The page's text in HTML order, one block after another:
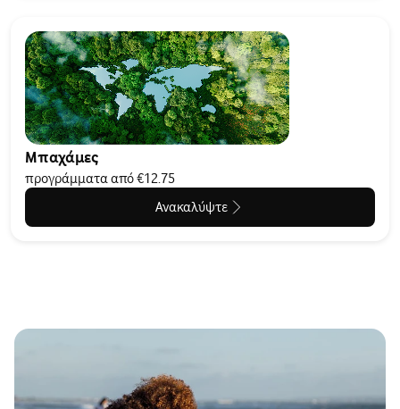
Μπαχάμες
προγράμματα από €12.75
Ανακαλύψτε